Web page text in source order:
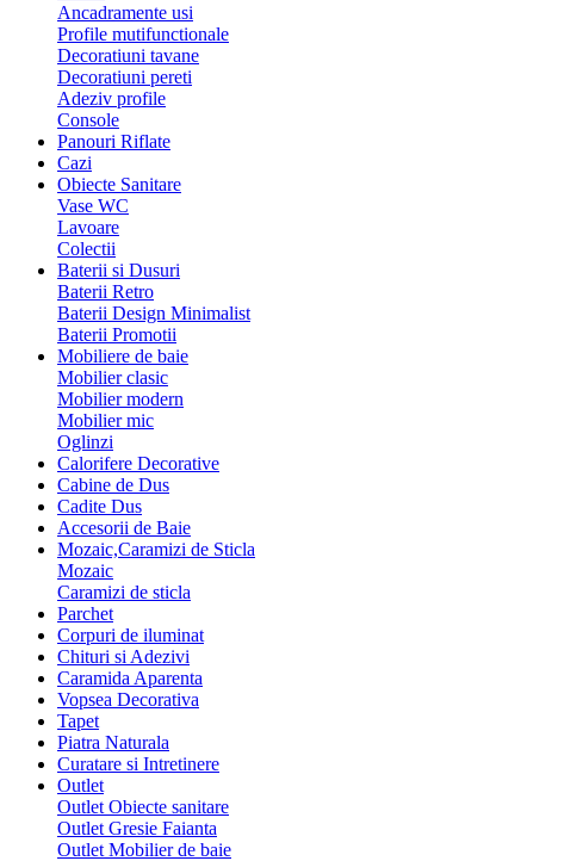
Ancadramente usi
Profile mutifunctionale
Decoratiuni tavane
Decoratiuni pereti
Adeziv profile
Console
Panouri Riflate
Cazi
Obiecte Sanitare
Vase WC
Lavoare
Colectii
Baterii si Dusuri
Baterii Retro
Baterii Design Minimalist
Baterii Promotii
Mobiliere de baie
Mobilier clasic
Mobilier modern
Mobilier mic
Oglinzi
Calorifere Decorative
Cabine de Dus
Cadite Dus
Accesorii de Baie
Mozaic,Caramizi de Sticla
Mozaic
Caramizi de sticla
Parchet
Corpuri de iluminat
Chituri si Adezivi
Caramida Aparenta
Vopsea Decorativa
Tapet
Piatra Naturala
Curatare si Intretinere
Outlet
Outlet Obiecte sanitare
Outlet Gresie Faianta
Outlet Mobilier de baie